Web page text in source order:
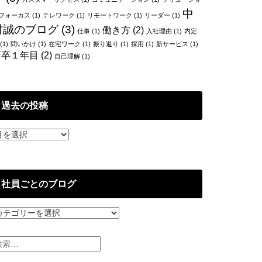
ォーカス (1) テレワーク (1) リモートワーク (1) リーダー (1) 中
誠のブログ(3) 仕事 (1) 働き方 (2) 入社理由 (1) 内定
(1) 問いかけ (1) 在宅ワーク (1) 振り返り (1) 採用 (1) 新サービス (1)
１年目 (2) 自己理解 (1)
過去の投稿
社員ごとのブログ